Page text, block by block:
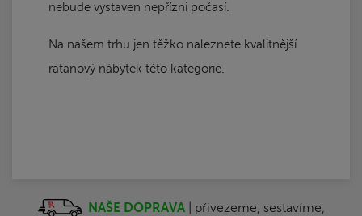
nebude vystaven nepřízni počasí.
Na našem trhu jen těžko naleznete kvalitnější
ratanový nábytek této kategorie.
NAŠE DOPRAVA| přivezeme, sestavíme,